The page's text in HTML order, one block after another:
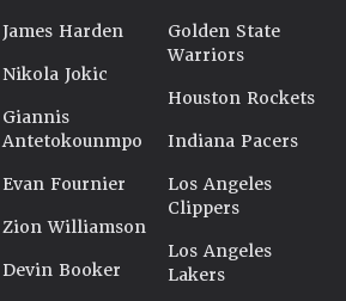
James Harden
Nikola Jokic
Giannis
Antetokounmpo
Evan Fournier
Zion Williamson
Devin Booker
Golden State
Warriors
Houston Rockets
Indiana Pacers
Los Angeles
Clippers
Los Angeles
Lakers